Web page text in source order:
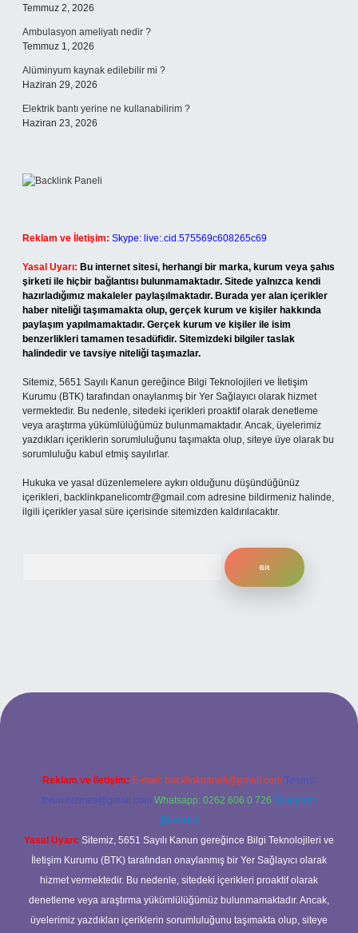
Temmuz 2, 2026
Ambulasyon ameliyatı nedir ?
Temmuz 1, 2026
Alüminyum kaynak edilebilir mi ?
Haziran 29, 2026
Elektrik bantı yerine ne kullanabilirim ?
Haziran 23, 2026
Reklam ve İletişim: Skype: live:.cid.575569c608265c69
Yasal Uyarı: Bu internet sitesi, herhangi bir marka, kurum veya şahıs
şirketi ile hiçbir bağlantısı bulunmamaktadır. Sitede yalnızca kendi
hazırladığımız makaleler paylaşılmaktadır. Burada yer alan içerikler
haber niteliği taşımamakta olup, gerçek kurum ve kişiler hakkında
paylaşım yapılmamaktadır. Gerçek kurum ve kişiler ile isim
benzerlikleri tamamen tesadüfidir. Sitemizdeki bilgiler taslak
halindedir ve tavsiye niteliği taşımazlar.
Sitemiz, 5651 Sayılı Kanun gereğince Bilgi Teknolojileri ve İletişim
Kurumu (BTK) tarafından onaylanmış bir Yer Sağlayıcı olarak hizmet
vermektedir. Bu nedenle, sitedeki içerikleri proaktif olarak denetleme
veya araştırma yükümlülüğümüz bulunmamaktadır. Ancak, üyelerimiz
yazdıkları içeriklerin sorumluluğunu taşımakta olup, siteye üye olarak bu
sorumluluğu kabul etmiş sayılırlar.
Hukuka ve yasal düzenlemelere aykırı olduğunu düşündüğünüz
içerikleri, backlinkpanelicomtr@gmail.com adresine bildirmeniz halinde,
ilgili içerikler yasal süre içerisinde sitemizden kaldırılacaktır.
bahis sitesi
Reklam ve İletişim: E-mail: backlinkpaneli@gmail.com Teams:
forumhizmeti@gmail.com Whatsapp: 0262 606 0 726 Telegram:
@karabul
Yasal Uyarı: Sitemiz, 5651 Sayılı Kanun gereğince Bilgi Teknolojileri ve
İletişim Kurumu (BTK) tarafından onaylanmış bir Yer Sağlayıcı olarak
hizmet vermektedir. Bu nedenle, sitedeki içerikleri proaktif olarak
denetleme veya araştırma yükümlülüğümüz bulunmamaktadır. Ancak,
üyelerimiz yazdıkları içeriklerin sorumluluğunu taşımakta olup, siteye